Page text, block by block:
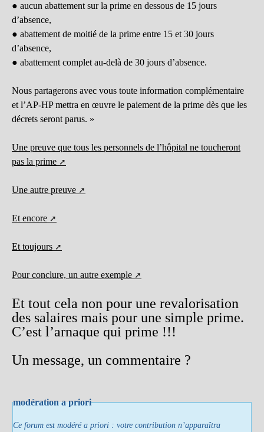
● aucun abattement sur la prime en dessous de 15 jours
d’absence,
● abattement de moitié de la prime entre 15 et 30 jours
d’absence,
● abattement complet au-delà de 30 jours d’absence.
Nous partagerons avec vous toute information complémentaire
et l’AP-HP mettra en œuvre le paiement de la prime dès que les
décrets seront parus. »
Une preuve que tous les personnels de l’hôpital ne toucheront
pas la prime
Une autre preuve
Et encore
Et toujours
Pour conclure, un autre exemple
Et tout cela non pour une revalorisation
des salaires mais pour une simple prime.
C’est l’arnaque qui prime !!!
Un message, un commentaire ?
modération a priori
Ce forum est modéré a priori : votre contribution n’apparaîtra